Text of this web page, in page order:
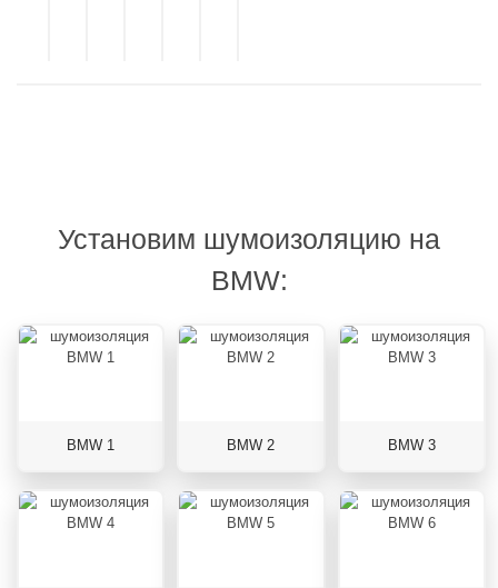
Установим шумоизоляцию на
BMW:
BMW 1 BMW 2 BMW 3